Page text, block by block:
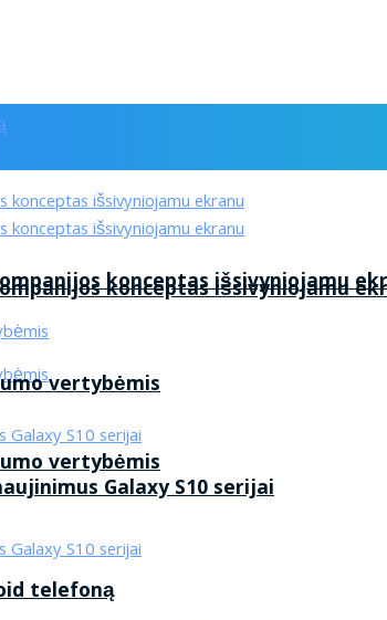
konceptas išsivyniojamu
vertybėmis
konceptas išsivyniojamu
vertybėmis
Galaxy S10 serijai
telefoną